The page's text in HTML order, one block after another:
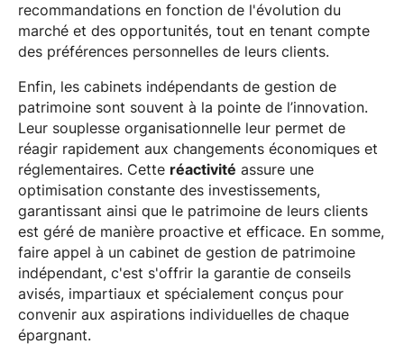
recommandations en fonction de l'évolution du
marché et des opportunités, tout en tenant compte
des préférences personnelles de leurs clients.
Enfin, les cabinets indépendants de gestion de
patrimoine sont souvent à la pointe de l’innovation.
Leur souplesse organisationnelle leur permet de
réagir rapidement aux changements économiques et
réglementaires. Cette réactivité assure une
optimisation constante des investissements,
garantissant ainsi que le patrimoine de leurs clients
est géré de manière proactive et efficace. En somme,
faire appel à un cabinet de gestion de patrimoine
indépendant, c'est s'offrir la garantie de conseils
avisés, impartiaux et spécialement conçus pour
convenir aux aspirations individuelles de chaque
épargnant.